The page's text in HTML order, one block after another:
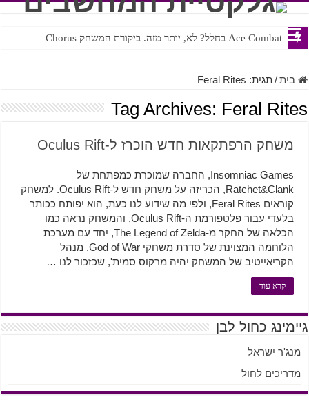
Ace Combat בחלל? לא, יותר מזה. ביקורת המשחק Chorus
Steven Universe והשירים שתורגמו בצורה נוראית לעברית
בית/תגית: Feral Rites
Tag Archives: Feral Rites
משחק הרפתקאות חדש הוכרז ל-Oculus Rift
Insomniac Games, החברה שמוכרת כמפתחת של
Ratchet&Clank, הכריזה על משחק חדש ל-Oculus Rift. למשחק
קוראים Feral Rites, ולפי מה שידוע לנו כעת, הוא יפותח ככותר
בלעדי עבור פלטפורמת ה-Oculus Rift, והמשחק נראה כמו
הכלאה של החקר מ-The Legend of Zelda, יחד עם מערכת
הלוחמה המצוינת של סדרת משחקי God of War. מנהל
הקריאייטיב של המשחק יהיה מרקוס סמית', שכזכור לנו …
קרא עוד
גיימינג כחול לבן
מנג'ר ישראל
מדריכים לחול